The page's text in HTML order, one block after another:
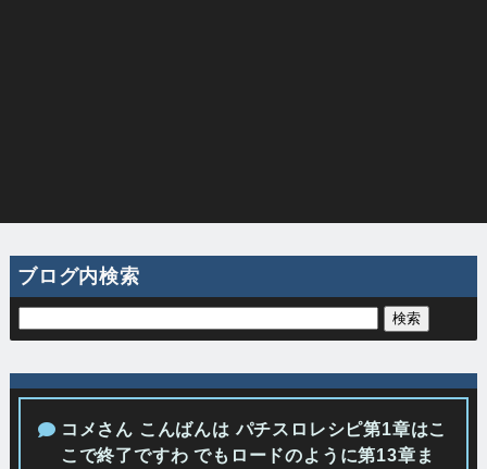
ブログ内検索
コメさん こんばんは パチスロレシピ第1章はこ
こで終了ですわ でもロードのように第13章ま